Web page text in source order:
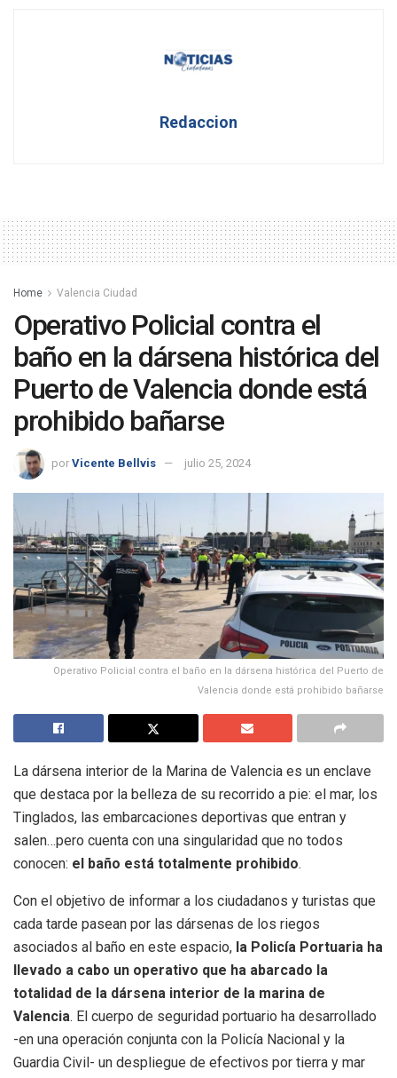
Redaccion
Home Valencia Ciudad
Operativo Policial contra el
baño en la dársena histórica del
Puerto de Valencia donde está
prohibido bañarse
por Vicente Bellvis julio 25, 2024
Operativo Policial contra el baño en la dársena histórica del Puerto de
Valencia donde está prohibido bañarse
La dársena interior de la Marina de Valencia es un enclave
que destaca por la belleza de su recorrido a pie: el mar, los
Tinglados, las embarcaciones deportivas que entran y
salen…pero cuenta con una singularidad que no todos
conocen: el baño está totalmente prohibido.
Con el objetivo de informar a los ciudadanos y turistas que
cada tarde pasean por las dársenas de los riegos
asociados al baño en este espacio, la Policía Portuaria ha
llevado a cabo un operativo que ha abarcado la
totalidad de la dársena interior de la marina de
Valencia. El cuerpo de seguridad portuario ha desarrollado
-en una operación conjunta con la Policía Nacional y la
Guardia Civil- un despliegue de efectivos por tierra y mar